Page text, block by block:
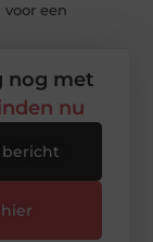
een
nog met
nu
bericht